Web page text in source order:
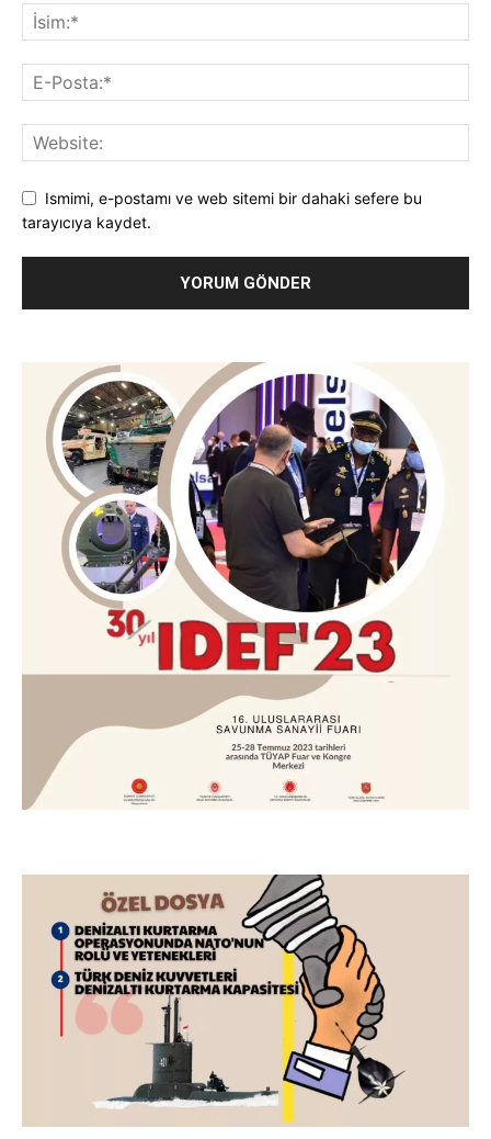
Ismimi, e-postamı ve web sitemi bir dahaki sefere bu
tarayıcıya kaydet.